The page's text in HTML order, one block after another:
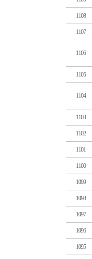
1108
1107
1106
1105
1104
1103
1102
1101
1100
1099
1098
1097
1096
1095